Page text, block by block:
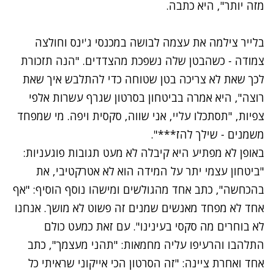
מזה יותר", היא כתבה.
בלייר צילמה את עצמה לבושה במכנסי ג'ינס וחולצה
צמודה - כשהבטן שלה נשפכת מהצדדים. "הנה תזכורת
לכך שאת לא צריכה בטן שטוחה כדי להתלבש איך שאת
רוצה", היא אמרה בביטחון בסרטון שגרף עשרות אלפי
צפיות, "תסתכלו עליי, אני שווה, סקסית ויפה. מי שמפחד
משמנים - שילך להז***".
באופן לא מפתיע היא קיבלה לא מעט תגובות פוגעניות:
"ביטחון עצמי יתר על המידה הוא לא אטרקטיבי, את
בהכחשה", כתב אחד מהגולשים ומישהו נוסף הוסיף: "אף
אחד לא מפחד מאנשים שמנים זה פשוט לא מושך. אנחנו
לא בוחרים מה סקסי בעינינו". עם זאת כמעט כולם
התלהבו והרעיפו עליה מחמאות: "תהני מעצמך", כתב
אחד ואחרת ציינה: "זה הסרטון הכי אייקוני שראיתי כל